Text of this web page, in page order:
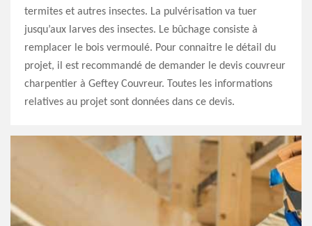
termites et autres insectes. La pulvérisation va tuer
jusqu’aux larves des insectes. Le bûchage consiste à
remplacer le bois vermoulé. Pour connaitre le détail du
projet, il est recommandé de demander le devis couvreur
charpentier à Geftey Couvreur. Toutes les informations
relatives au projet sont données dans ce devis.